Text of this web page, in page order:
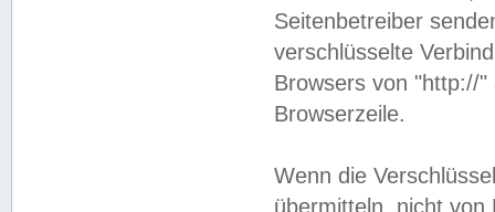
Seitenbetreiber
verschlüsselte
Browsers von "http://
Browserzeile.
Wenn die
übermitteln, nicht von